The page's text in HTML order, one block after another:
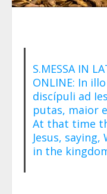
S.MESSA IN
ONLINE: In
discípuli ad
putas, maior
At that time
Jesus,
in the